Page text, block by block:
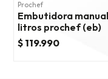
Prochef
Embutidora
litros prochef (eb)
$ 119.990